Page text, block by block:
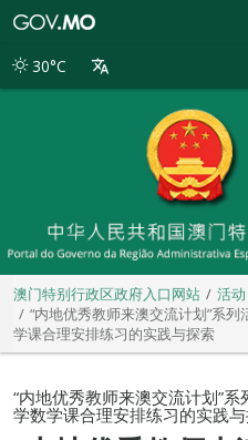
别
30°C
澳门特别行政区政府入口网站
活动
“内地优秀教师来澳交流计划”系
学课合理安排练习的实践与探索
“内地优秀教师来澳交流计划”
学数学课合理安排练习的实践